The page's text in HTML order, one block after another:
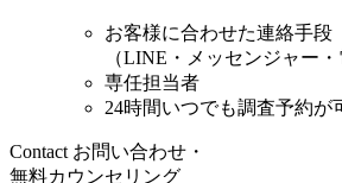
お客様に合わせた連絡手段
（LINE・メッセンジャー・
専任担当者
24時間いつでも調査予約が
Contact お問い合わせ・
無料カウンセリング